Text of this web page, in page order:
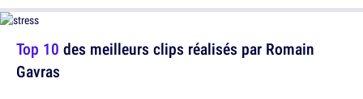
Top 10 des meilleurs clips réalisés par Romain
Gavras